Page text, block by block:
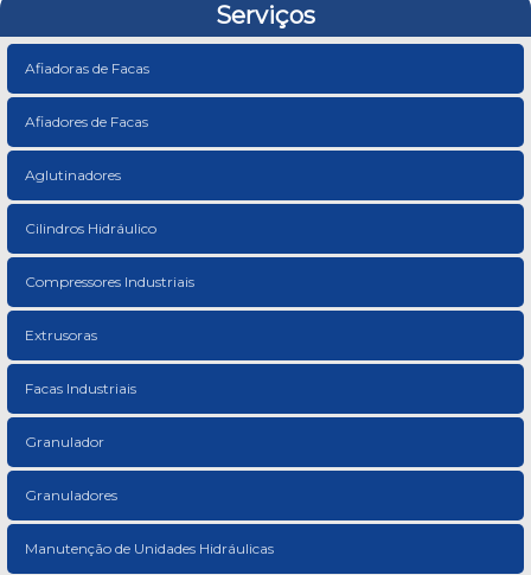
Serviços
Afiadoras de Facas
Afiadores de Facas
Aglutinadores
Cilindros Hidráulico
Compressores Industriais
Extrusoras
Facas Industriais
Granulador
Granuladores
Manutenção de Unidades Hidráulicas